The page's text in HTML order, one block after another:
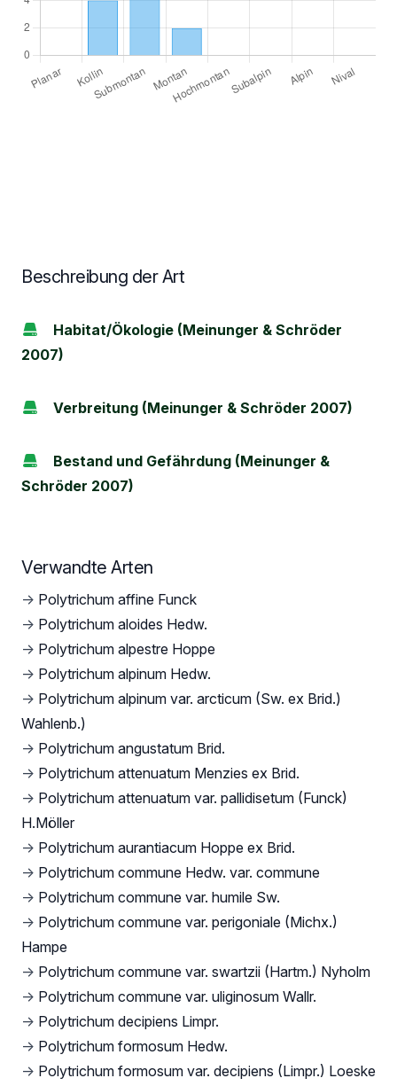
Beschreibung der Art
Habitat/Ökologie (Meinunger & Schröder
2007)
Verbreitung (Meinunger & Schröder 2007)
Bestand und Gefährdung (Meinunger &
Schröder 2007)
Verwandte Arten
→ Polytrichum affine Funck
→ Polytrichum aloides Hedw.
→ Polytrichum alpestre Hoppe
→ Polytrichum alpinum Hedw.
→ Polytrichum alpinum var. arcticum (Sw. ex Brid.)
Wahlenb.)
→ Polytrichum angustatum Brid.
→ Polytrichum attenuatum Menzies ex Brid.
→ Polytrichum attenuatum var. pallidisetum (Funck)
H.Möller
→ Polytrichum aurantiacum Hoppe ex Brid.
→ Polytrichum commune Hedw. var. commune
→ Polytrichum commune var. humile Sw.
→ Polytrichum commune var. perigoniale (Michx.)
Hampe
→ Polytrichum commune var. swartzii (Hartm.) Nyholm
→ Polytrichum commune var. uliginosum Wallr.
→ Polytrichum decipiens Limpr.
→ Polytrichum formosum Hedw.
→ Polytrichum formosum var. decipiens (Limpr.) Loeske